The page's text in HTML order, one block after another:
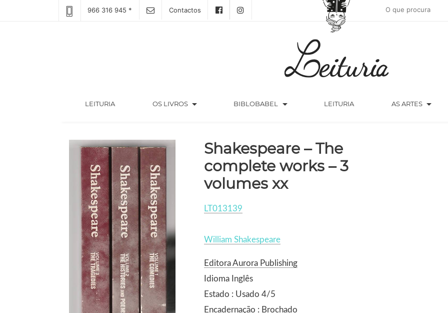
966 316 945 * Contactos
LEITURIA(CURRENT) OS LIVROS arrow_drop_down BIBLOBABEL arrow_drop_down LEITURIA AS ARTES arrow_drop_down
Shakespeare – The
complete works – 3
volumes xx
LT013139
William Shakespeare
Editora Aurora Publishing
Idioma Inglês
Estado : Usado 4/5
Encadernação : Brochado